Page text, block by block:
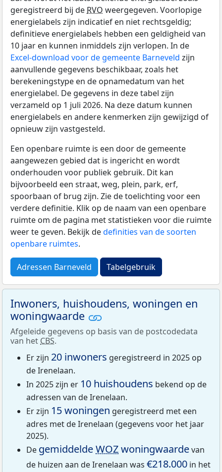
geregistreerd bij de RVO weergegeven. Voorlopige
energielabels zijn indicatief en niet rechtsgeldig;
definitieve energielabels hebben een geldigheid van
10 jaar en kunnen inmiddels zijn verlopen. In de
Excel-download voor de gemeente Barneveld zijn
aanvullende gegevens beschikbaar, zoals het
berekeningstype en de opnamedatum van het
energielabel. De gegevens in deze tabel zijn
verzameld op 1 juli 2026. Na deze datum kunnen
energielabels en andere kenmerken zijn gewijzigd of
opnieuw zijn vastgesteld.
Een openbare ruimte is een door de gemeente
aangewezen gebied dat is ingericht en wordt
onderhouden voor publiek gebruik. Dit kan
bijvoorbeeld een straat, weg, plein, park, erf,
spoorbaan of brug zijn. Zie de toelichting voor een
verdere definitie. Klik op de naam van een openbare
ruimte om de pagina met statistieken voor die ruimte
weer te geven. Bekijk dedefinities van de soorten
openbare ruimtes.
Adressen Barneveld Tabelgebruik
Inwoners, huishoudens, woningen en
woningwaarde
Afgeleide gegevens op basis van de postcodedata
van het CBS.
Er zijn 20 inwoners geregistreerd in 2025 op
de Irenelaan.
In 2025 zijn er 10 huishoudens bekend op de
adressen van de Irenelaan.
Er zijn 15 woningen geregistreerd met een
adres met de Irenelaan (gegevens voor het jaar
2025).
De gemiddeldeWOZwoningwaardevan
de huizen aan de Irenelaan was €218.000 in het